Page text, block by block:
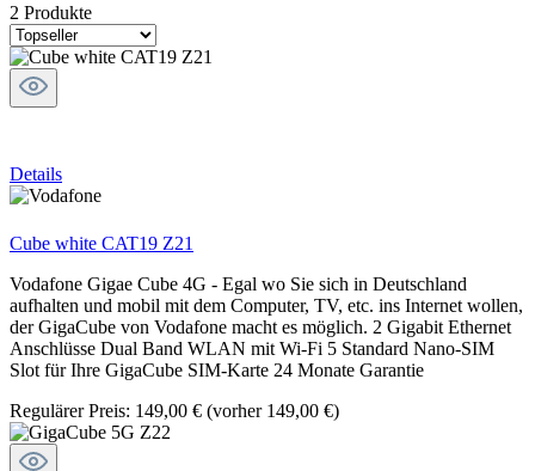
2 Produkte
Details
Cube white CAT19 Z21
Vodafone Gigae Cube 4G - Egal wo Sie sich in Deutschland
aufhalten und mobil mit dem Computer, TV, etc. ins Internet wollen,
der GigaCube von Vodafone macht es möglich. 2 Gigabit Ethernet
Anschlüsse Dual Band WLAN mit Wi-Fi 5 Standard Nano-SIM
Slot für Ihre GigaCube SIM-Karte 24 Monate Garantie
Regulärer Preis: 149,00 € (vorher 149,00 €)